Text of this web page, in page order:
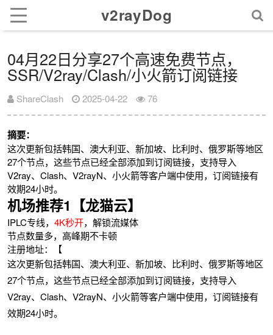
v2rayDog
04月22日分享27个高速免费节点，
SSR/V2ray/Clash/小火箭订阅链接
ShareClash 2025-04-22 76
摘要：
这次更新包括韩国、澳大利亚、新加坡、比利时、俄罗斯等地区
27个节点，这些节点已经全部添加到订阅链接，支持导入
V2ray、Clash、V2rayN、小火箭等客户端中使用，订阅链接有
效期24小时。
机场推荐1【龙猫云】
IPLC专线，4K秒开，解锁流媒体
节点数量多，高峰期不卡顿
注册地址：【
这次更新包括韩国、澳大利亚、新加坡、比利时、俄罗斯等地区
27个节点，这些节点已经全部添加到订阅链接，支持导入
V2ray、Clash、V2rayN、小火箭等客户端中使用，订阅链接有
效期24小时。